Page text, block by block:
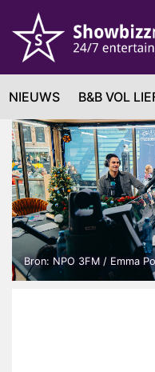
NIEUWS B&B VOL
Bron: NPO 3FM / Emma